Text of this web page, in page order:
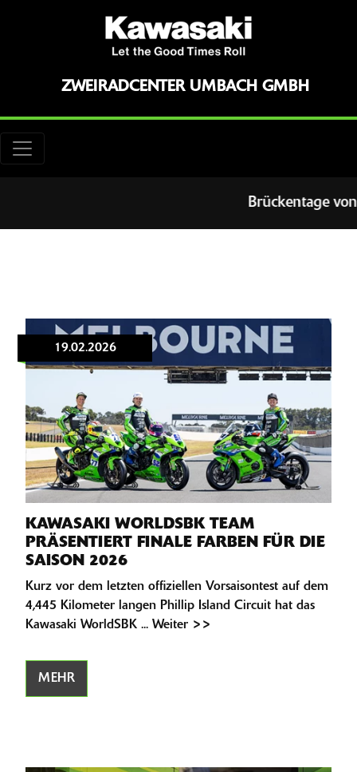
ZWEIRADCENTER UMBACH GMBH
Brückentage von
19.02.2026
KAWASAKI WORLDSBK TEAM
PRÄSENTIERT FINALE FARBEN FÜR DIE
SAISON 2026
Kurz vor dem letzten offiziellen Vorsaisontest auf dem
4,445 Kilometer langen Phillip Island Circuit hat das
Kawasaki WorldSBK ... Weiter >>
MEHR